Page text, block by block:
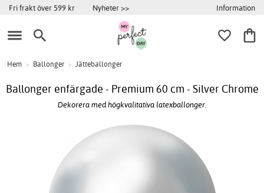
Fri frakt över 599 kr Nyheter >> Information
Hem > Ballonger > Jätteballonger
Ballonger enfärgade - Premium 60 cm - Silver Chrome
Dekorera med högkvalitativa latexballonger.